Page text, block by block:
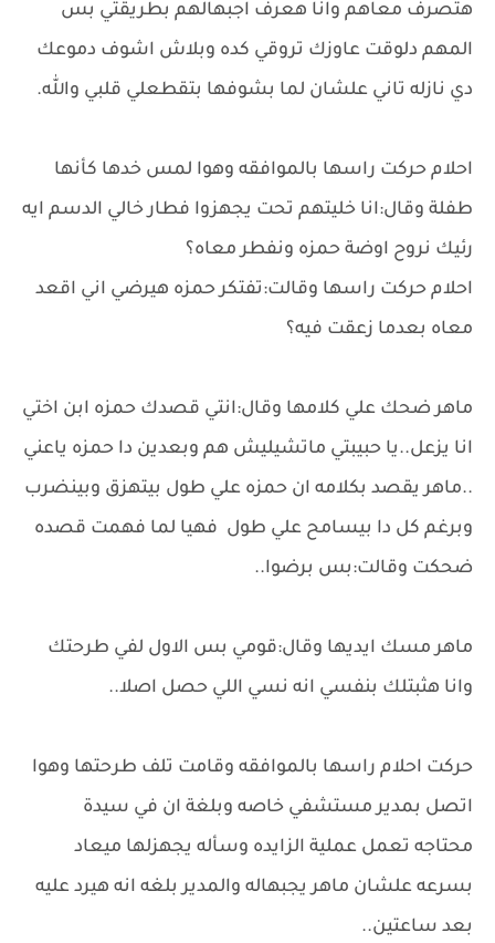
هتصرف معاهم وانا هعرف اجبهالهم بطريقتي بس
المهم دلوقت عاوزك تروقي كده وبلاش اشوف دموعك
دي نازله تاني علشان لما بشوفها بتقطعلي قلبي والله.
احلام حركت راسها بالموافقه وهوا لمس خدها كأنها
طفلة وقال:انا خليتهم تحت يجهزوا فطار خالي الدسم ايه
رئيك نروح اوضة حمزه ونفطر معاه؟
احلام حركت راسها وقالت:تفتكر حمزه هيرضي اني اقعد
معاه بعدما زعقت فيه؟
ماهر ضحك علي كلامها وقال:انتي قصدك حمزه ابن اختي
انا يزعل..يا حبيبتي ماتشيليش هم وبعدين دا حمزه ياعني
..ماهر يقصد بكلامه ان حمزه علي طول بيتهزق وبينضرب
وبرغم كل دا بيسامح علي طول فهيا لما فهمت قصده
ضحكت وقالت:بس برضوا..
ماهر مسك ايديها وقال:قومي بس الاول لفي طرحتك
وانا هثبتلك بنفسي انه نسي اللي حصل اصلا..
حركت احلام راسها بالموافقه وقامت تلف طرحتها وهوا
اتصل بمدير مستشفي خاصه وبلغة ان في سيدة
محتاجه تعمل عملية الزايده وسأله يجهزلها ميعاد
بسرعه علشان ماهر يجبهاله والمدير بلغه انه هيرد عليه
بعد ساعتين..